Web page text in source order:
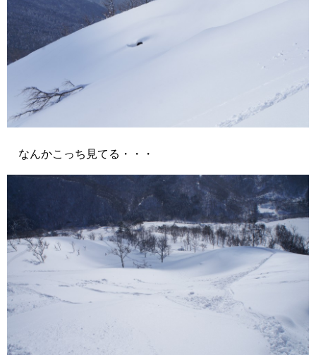
なんかこっち見てる・・・